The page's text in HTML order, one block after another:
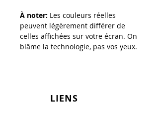
À noter: Les couleurs réelles
peuvent légèrement différer de
celles affichées sur votre écran. On
blâme la technologie, pas vos yeux.
LIENS